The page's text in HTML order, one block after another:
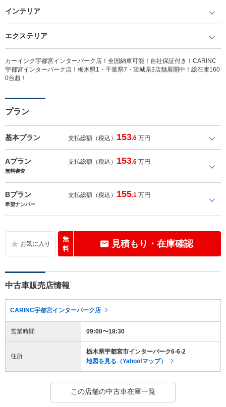
インテリア
エクステリア
カーインク宇都宮インターパーク店！全国納車可能！自社保証付き！CARINC
宇都宮インターパーク店！栃木県1・千葉県7・茨城県3店舗展開中！総在庫160
0台超！
プラン
基本プラン 支払総額（税込） 153.6 万円
Aプラン 支払総額（税込） 153.6 万円
無料審査
Bプラン 支払総額（税込） 155.1 万円
希望ナンバー
無
料
見積もり・在庫確認
中古車販売店情報
CARINC宇都宮インターパーク店
営業時間 09:00〜18:30
住所
栃木県宇都宮市インターパーク6-6-2
地図を見る（Yahoo!マップ）
この店舗の中古車在庫一覧